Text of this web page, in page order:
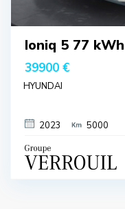
Ioniq 5 77
39900 €
HYUNDAI
2023 5000